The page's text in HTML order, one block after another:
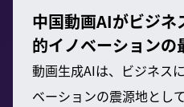
中国動画AIがビジ
的イノベーションの
動画生成AIは、ビジネス
ベーションの震源地とし